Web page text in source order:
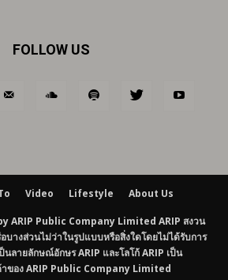
FOLLOW US
Video Lifestyle About Us
ARIP Public Company Limited ARIP สงวน
างส่วนไม่ว่าในรูปแบบหรือสิ่งใดโดยไม่ได้รับการ
นลายลักษณ์อักษร ARIP และโลโก้ ARIP เป็น
าของ ARIP Public Company Limited